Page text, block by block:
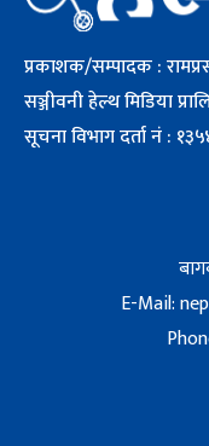
प्रकाशक/सम्पादक :
सञ्जीवनी हेल्थ मिडिया
सूचना विभाग दर्ता नं :
E-Mail: